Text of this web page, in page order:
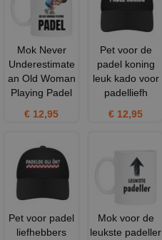
Mok Never
Underestimate
an Old Woman
Playing Padel
€ 12,95
Pet voor de
padel koning
leuk kado voor
padelliefh
€ 12,95
Pet voor padel
liefhebbers
Mok voor de
leukste padeller